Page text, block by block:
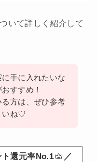
いて詳しく紹介して
手に入れたいな
おすすめ！
方は、ぜひ参考
いね♡
還元率No.1 ／